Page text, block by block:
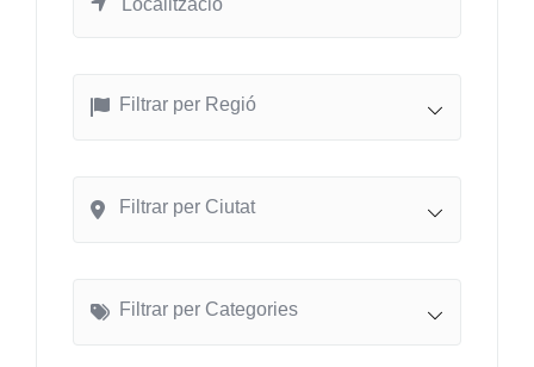
Filtrar per Regió
Filtrar per Ciutat
Filtrar per Categories